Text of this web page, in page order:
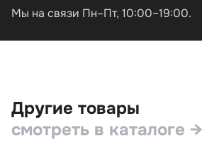
Мы на связи Пн–Пт, 10:00–19:00.
Другие товары
смотреть в каталоге →